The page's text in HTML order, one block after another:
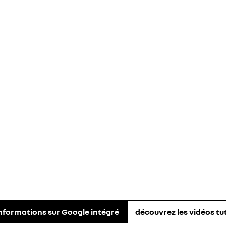
sur Google intégré découvrez les vidéos